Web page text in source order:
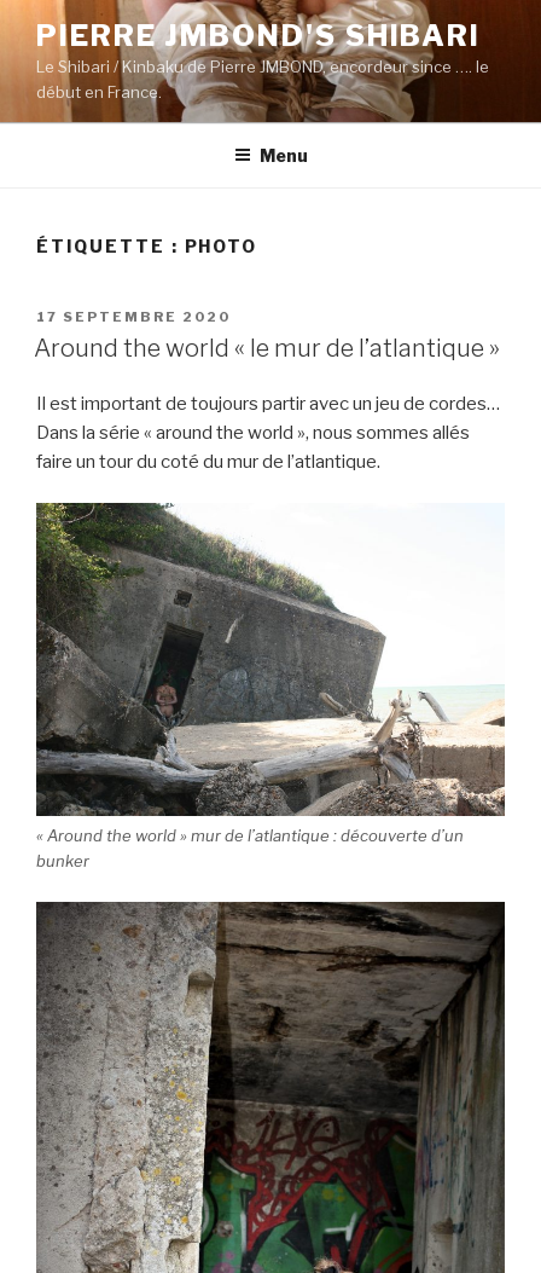
contenu
principal
PIERRE JMBOND'S SHIBARI
Le Shibari / Kinbaku de Pierre JMBOND, encordeur since …. le
début en France.
Menu
ÉTIQUETTE : PHOTO
PUBLIÉ
LE
17 SEPTEMBRE 2020
Around the world « le mur de l’atlantique »
Il est important de toujours partir avec un jeu de cordes…
Dans la série « around the world », nous sommes allés
faire un tour du coté du mur de l’atlantique.
« Around the world » mur de l’atlantique : découverte d’un
bunker